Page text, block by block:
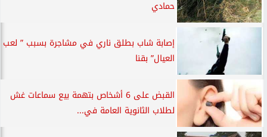
حمادي
إصابة شاب بطلق ناري في مشاجرة بسبب ” لعب
العيال” بقنا
القبض على 6 أشخاص بتهمة بيع سماعات غش
لطلاب الثانوية العامة في...